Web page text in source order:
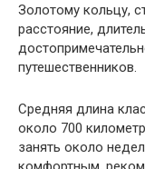
Золотому кольцу,
расстояние,
путешественников.
Средняя длина
около 700
занять около